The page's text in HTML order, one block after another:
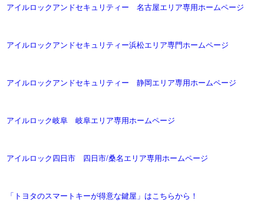
アイルロックアンドセキュリティー 名古屋エリア専用ホームページ
アイルロックアンドセキュリティー浜松エリア専門ホームページ
アイルロックアンドセキュリティー 静岡エリア専用ホームページ
アイルロック岐阜 岐阜エリア専用ホームページ
アイルロック四日市 四日市/桑名エリア専用ホームページ
「トヨタのスマートキーが得意な鍵屋」はこちらから！